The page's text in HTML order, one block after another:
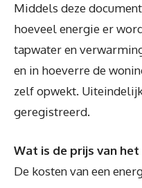
Middels deze
hoeveel energie er
tapwater en
en in hoeverre de
zelf opwekt.
geregistreerd.
Wat is de prijs van
De kosten van een